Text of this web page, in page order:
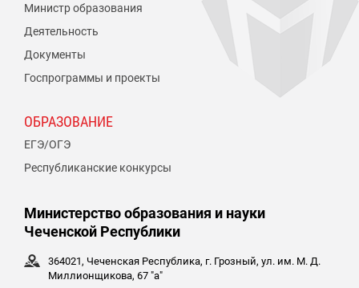
Министр образования
Деятельность
Документы
Госпрограммы и проекты
ОБРАЗОВАНИЕ
ЕГЭ/ОГЭ
Республиканские конкурсы
Министерство образования и науки
Чеченской Республики
364021, Чеченская Республика, г. Грозный, ул. им. М. Д.
Миллионщикова, 67 "а"